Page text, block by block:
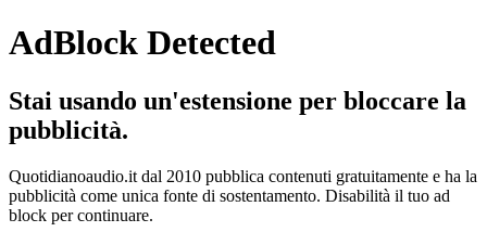
AdBlock Detected
Stai usando un'estensione per bloccare la
pubblicità.
Quotidianoaudio.it dal 2010 pubblica contenuti gratuitamente e ha la
pubblicità come unica fonte di sostentamento. Disabilità il tuo ad
block per continuare.